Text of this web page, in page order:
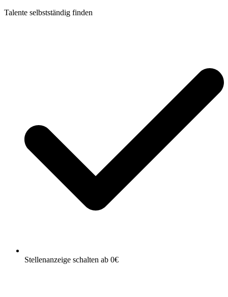
Talente selbstständig finden
Stellenanzeige schalten ab 0€